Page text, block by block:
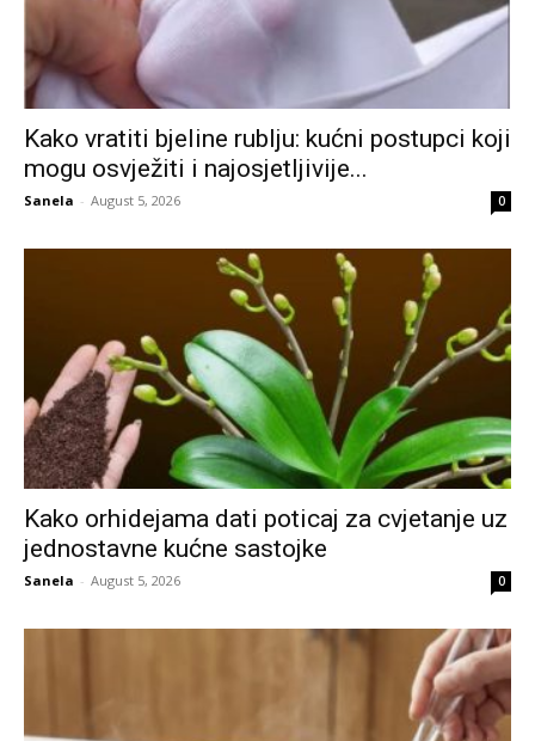
Kako vratiti bjeline rublju: kućni postupci koji
mogu osvježiti i najosjetljivije...
Sanela - August 5, 2026 0
Kako orhidejama dati poticaj za cvjetanje uz
jednostavne kućne sastojke
Sanela - August 5, 2026 0